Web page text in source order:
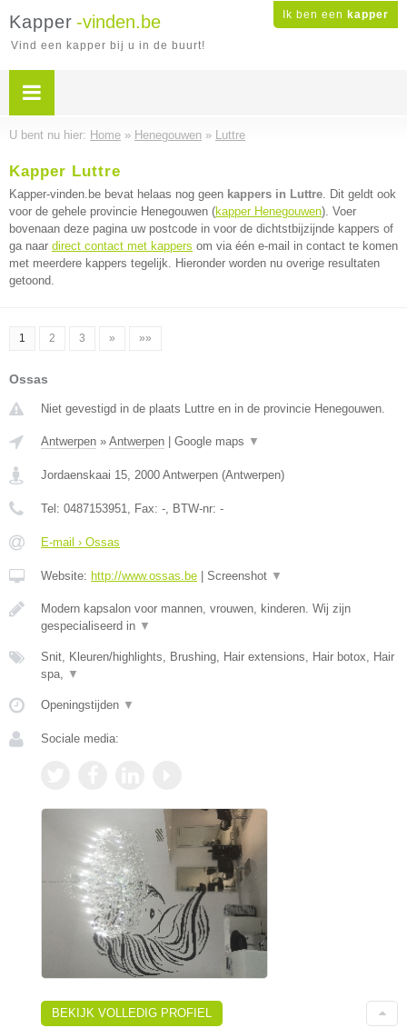
Ik ben een kapper
Kapper -vinden.be
Vind een kapper bij u in de buurt!
U bent nu hier: Home » Henegouwen » Luttre
Kapper Luttre
Kapper-vinden.be bevat helaas nog geen kappers in Luttre. Dit geldt ook
voor de gehele provincie Henegouwen (kapper Henegouwen). Voer
bovenaan deze pagina uw postcode in voor de dichtstbijzijnde kappers of
ga naar direct contact met kappers om via één e-mail in contact te komen
met meerdere kappers tegelijk. Hieronder worden nu overige resultaten
getoond.
1 2 3 » »»
Ossas
Niet gevestigd in de plaats Luttre en in de provincie Henegouwen.
Antwerpen » Antwerpen Google maps ▼
Jordaenskaai 15, 2000 Antwerpen (Antwerpen)
Tel: 0487153951, Fax: -, BTW-nr: -
E-mail › Ossas
Website: http://www.ossas.be Screenshot ▼
Modern kapsalon voor mannen, vrouwen, kinderen. Wij zijn
gespecialiseerd in ▼
Snit, Kleuren/highlights, Brushing, Hair extensions, Hair botox, Hair
spa, ▼
Openingstijden ▼
Sociale media:
BEKIJK VOLLEDIG PROFIEL